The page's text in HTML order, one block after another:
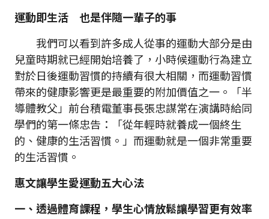
運動即生活 也是伴隨一輩子的事
我們可以看到許多成人從事的運動大部分是由
兒童時期就已經開始培養了，小時候運動行為建立
對於日後運動習慣的持續有很大相關，而運動習慣
帶來的健康影響更是最重要的附加價值之一。「半
導體教父」前台積電董事長張忠謀常在演講時給同
學們的第一條忠告：「從年輕時就養成一個終生
的、健康的生活習慣。」而運動就是一個非常重要
的生活習慣。
惠文讓學生愛運動五大心法
一、透過體育課程，學生心情放鬆讓學習更有效率